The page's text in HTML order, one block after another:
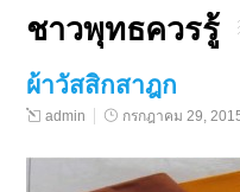
ชาวพุทธควรรู้
ผ้าวัสสิกสาฎก
admin กรกฎาคม 29,